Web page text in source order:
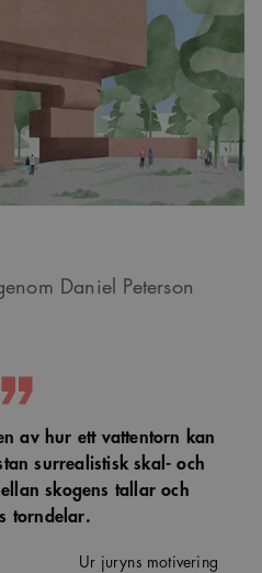
Daniel Peterson
av hur ett vattentorn kan
surrealistisk skal- och
skogens tallar och
torndelar.
Ur juryns motivering